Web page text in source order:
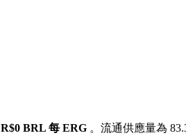
R$0 BRL 每 ERG 。流通供應量為